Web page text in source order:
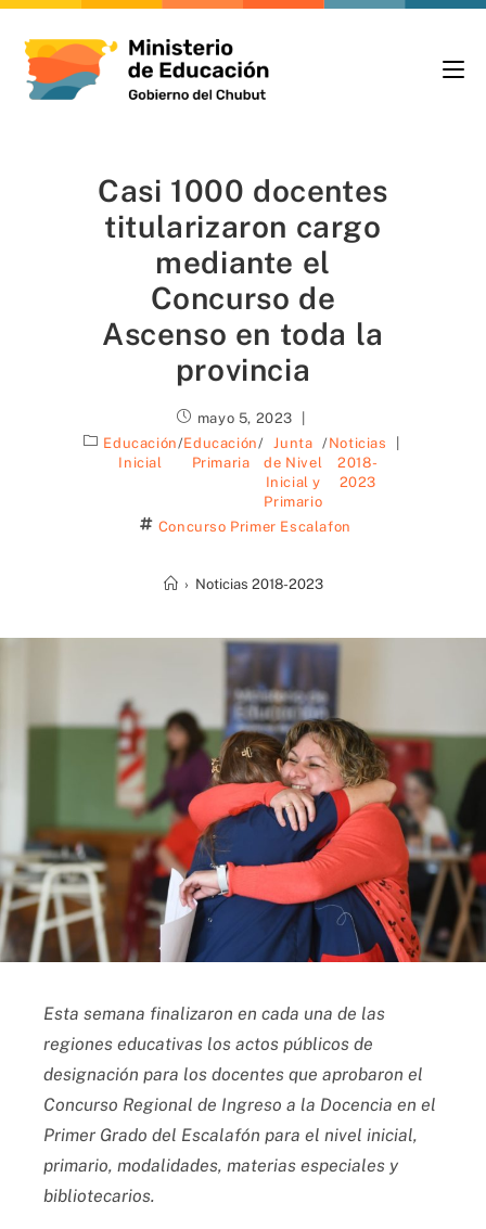
Casi 1000 docentes
titularizaron cargo
mediante el
Concurso de
Ascenso en toda la
provincia
mayo 5, 2023
Educación
Inicial
/Educación
Primaria
/
Junta
de Nivel
Inicial y
Primario
/ Noticias
2018-
2023
Concurso Primer Escalafon
› Noticias 2018-2023
Esta semana finalizaron en cada una de las
regiones educativas los actos públicos de
designación para los docentes que aprobaron el
Concurso Regional de Ingreso a la Docencia en el
Primer Grado del Escalafón para el nivel inicial,
primario, modalidades, materias especiales y
bibliotecarios.